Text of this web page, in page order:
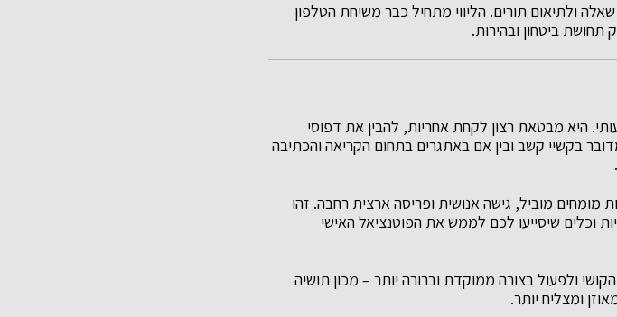
ולתיאום תורים. הליווי מתחיל כבר משיחת הטלפון
ביטחון ובהירות.
היא מבטאת רצון לקחת אחריות, להבין את דפוסי
בקשיי קשב ובין אם באתגרים בתחום הקריאה והכתיבה
מומחים מוביל, גישה אנושית ופריסה ארצית רחבה. זהו
וכלים שיסייעו לכם לממש את הפוטנציאל האישי
ולפעול בצורה ממוקדת וברורה יותר – מכון תושיה
ומצליח יותר.